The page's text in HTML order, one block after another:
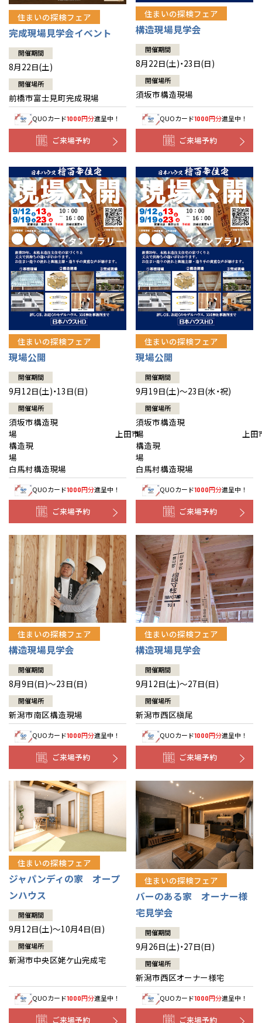
住まいの探検フェア
完成現場見学会イベント
開催期間
8月22日(土)
開催場所
前橋市富士見町完成現場
QUOカード1000円分進呈中！
ご来場予約
住まいの探検フェア
構造現場見学会
開催期間
8月22日(土)・23日(日)
開催場所
須坂市構造現場
QUOカード1000円分進呈中！
ご来場予約
住まいの探検フェア
現場公開
開催期間
9月12日(土)・13日(日)
開催場所
須坂市構造現
場 上田市
構造現
場
白馬村構造現場
QUOカード1000円分進呈中！
ご来場予約
住まいの探検フェア
現場公開
開催期間
9月19日(土)～23日(水・祝)
開催場所
須坂市構造現
場 上田
構造現
白馬村構造現場
QUOカード1000円分進呈中！
ご来場予約
住まいの探検フェア
構造現場見学会
開催期間
8月9日(日)～23日(日)
開催場所
新潟市南区構造現場
QUOカード1000円分進呈中！
ご来場予約
住まいの探検フェア
構造現場見学会
開催期間
9月12日(土)～27日(日)
開催場所
新潟市西区槇尾
QUOカード1000円分進呈中！
ご来場予約
住まいの探検フェア
ジャパンディの家 オープ
ンハウス
開催期間
9月12日(土)～10月4日(日)
開催場所
新潟市中央区姥ケ山完成宅
QUOカード1000円分進呈中！
ご来場予約
住まいの探検フェア
バーのある家 オーナー様
宅見学会
開催期間
9月26日(土)・27日(日)
開催場所
新潟市西区オーナー様宅
QUOカード1000円分進呈中！
ご来場予約